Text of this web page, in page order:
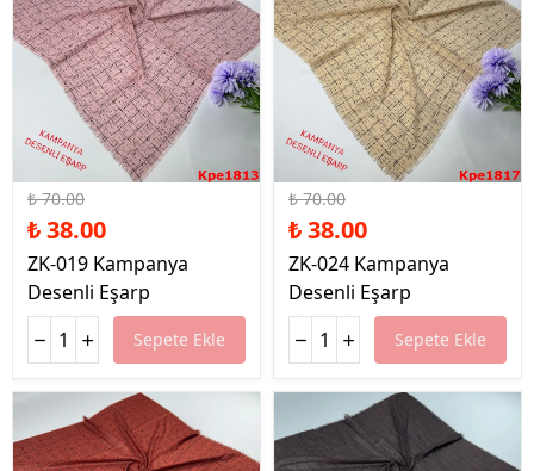
%46 İndirim
₺ 70.00
₺ 38.00
ZK-019 Kampanya
Desenli Eşarp
Sepete Ekle
%46 İndirim
₺ 70.00
₺ 38.00
ZK-024 Kampanya
Desenli Eşarp
Sepete Ekle